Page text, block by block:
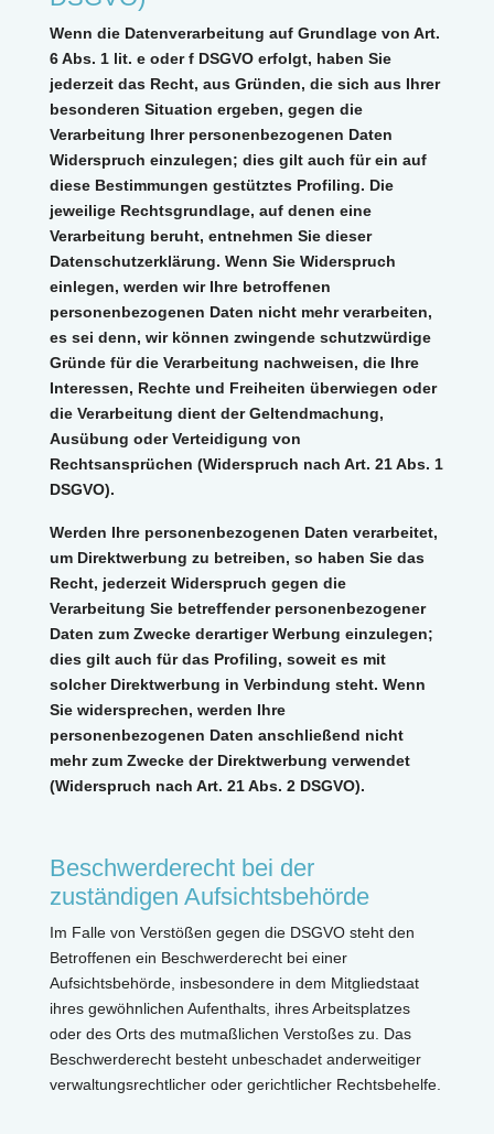
Wenn die Datenverarbeitung auf Grundlage von Art.
6 Abs. 1 lit. e oder f DSGVO erfolgt, haben Sie
jederzeit das Recht, aus Gründen, die sich aus Ihrer
besonderen Situation ergeben, gegen die
Verarbeitung Ihrer personenbezogenen Daten
Widerspruch einzulegen; dies gilt auch für ein auf
diese Bestimmungen gestütztes Profiling. Die
jeweilige Rechtsgrundlage, auf denen eine
Verarbeitung beruht, entnehmen Sie dieser
Datenschutzerklärung. Wenn Sie Widerspruch
einlegen, werden wir Ihre betroffenen
personenbezogenen Daten nicht mehr verarbeiten,
es sei denn, wir können zwingende schutzwürdige
Gründe für die Verarbeitung nachweisen, die Ihre
Interessen, Rechte und Freiheiten überwiegen oder
die Verarbeitung dient der Geltendmachung,
Ausübung oder Verteidigung von
Rechtsansprüchen (Widerspruch nach Art. 21 Abs. 1
DSGVO).
Werden Ihre personenbezogenen Daten verarbeitet,
um Direktwerbung zu betreiben, so haben Sie das
Recht, jederzeit Widerspruch gegen die
Verarbeitung Sie betreffender personenbezogener
Daten zum Zwecke derartiger Werbung einzulegen;
dies gilt auch für das Profiling, soweit es mit
solcher Direktwerbung in Verbindung steht. Wenn
Sie widersprechen, werden Ihre
personenbezogenen Daten anschließend nicht
mehr zum Zwecke der Direktwerbung verwendet
(Widerspruch nach Art. 21 Abs. 2 DSGVO).
Beschwerderecht bei der
zuständigen Aufsichtsbehörde
Im Falle von Verstößen gegen die DSGVO steht den
Betroffenen ein Beschwerderecht bei einer
Aufsichtsbehörde, insbesondere in dem Mitgliedstaat
ihres gewöhnlichen Aufenthalts, ihres Arbeitsplatzes
oder des Orts des mutmaßlichen Verstoßes zu. Das
Beschwerderecht besteht unbeschadet anderweitiger
verwaltungsrechtlicher oder gerichtlicher Rechtsbehelfe.